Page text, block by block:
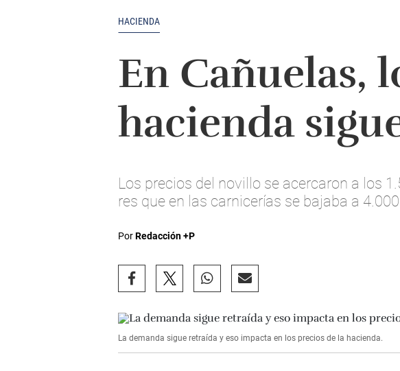
HACIENDA
En Cañuelas,
hacienda
Los precios del novillo se acercaron a los
res que en las carnicerías se bajaba a
PorRedacción +P
La demanda sigue retraída y eso impacta en los precios de la hacienda.